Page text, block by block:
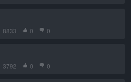
8833 0 0
3792 0 0